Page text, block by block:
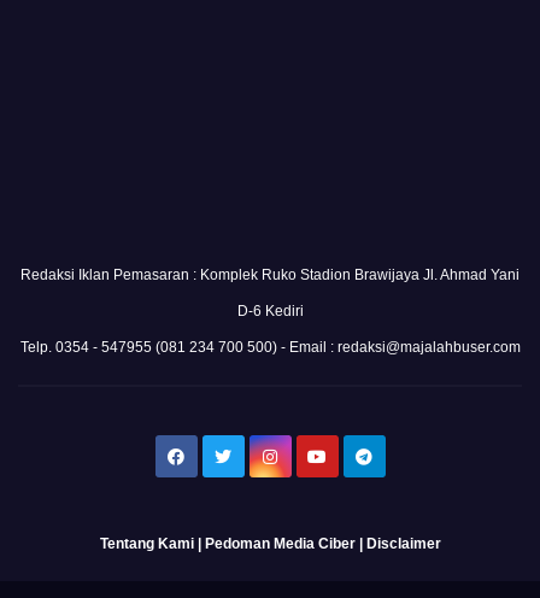
Redaksi Iklan Pemasaran : Komplek Ruko Stadion Brawijaya Jl. Ahmad Yani
D-6 Kediri
Telp. 0354 - 547955 (081 234 700 500) - Email : redaksi@majalahbuser.com
Tentang Kami| Pedoman Media Ciber| Disclaimer